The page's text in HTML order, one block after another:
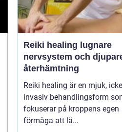
Reiki healing lugnare
nervsystem och
återhämtning
Reiki healing är en mjuk,
invasiv behandlingsform
fokuserar på kroppens egen
förmåga att lä...